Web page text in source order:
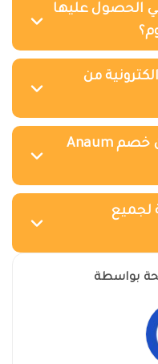
الحصول عليها
من
هل يمكنني استخدام كوبون خصم Anaum
لجميع
بواسطة